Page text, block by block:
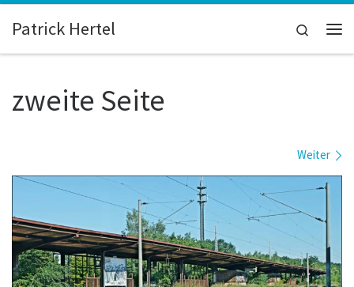
Zum Inhalt springen
Patrick Hertel
Search
zweite Seite
Weiter